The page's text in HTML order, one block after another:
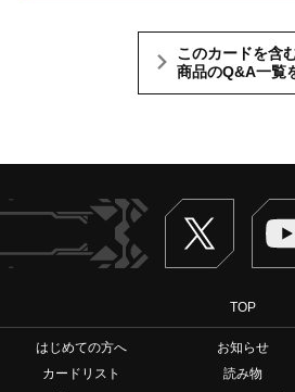
このカードを含
商品のQ&A一覧
Twitter
TOP
はじめての方へ お知らせ
カードリスト
読み物